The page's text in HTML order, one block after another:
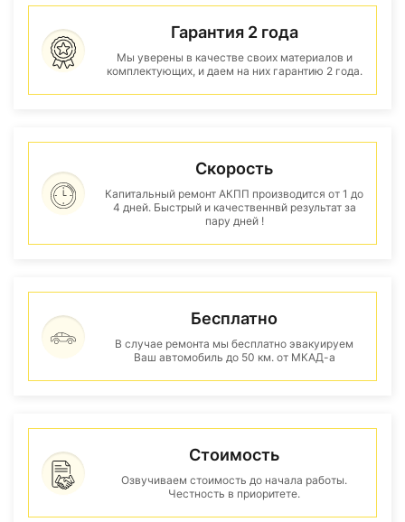
Гарантия 2 года
Мы уверены в качестве своих материалов и
комплектующих, и даем на них гарантию 2 года.
Скорость
Капитальный ремонт АКПП производится от 1 до
4 дней. Быстрый и качественнвй результат за
пару дней !
Бесплатно
В случае ремонта мы бесплатно эвакуируем
Ваш автомобиль до 50 км. от МКАД-а
Стоимость
Озвучиваем стоимость до начала работы.
Честность в приоритете.